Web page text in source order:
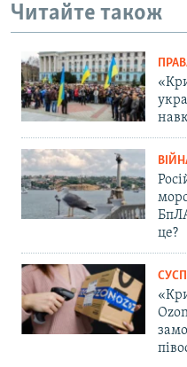
Читайте також
це?